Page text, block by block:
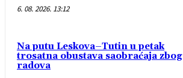
6. 08. 2026. 13:12
Na putu Leskova–Tutin u petak
trosatna obustava saobraćaja zbog
radova